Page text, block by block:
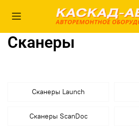
Сканеры
Сканеры Launch
Сканеры ScanDoc